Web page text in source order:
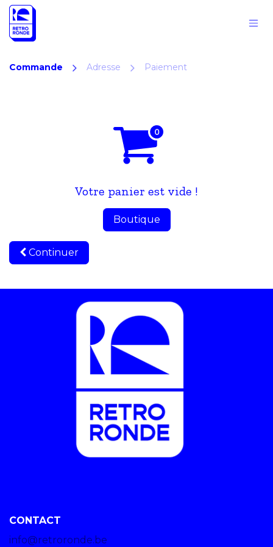
Se rendre au contenu
Commande Adresse Paiement
Votre panier est vide !
Boutique
Continuer
CONTACT
info@retroronde.be